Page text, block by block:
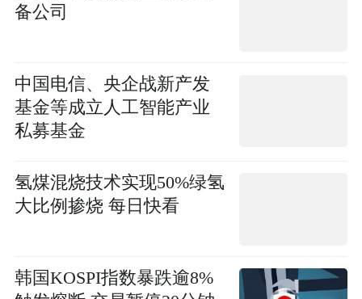
备公司
中国电信、央企战新产发
基金等成立人工智能产业
私募基金
氢煤混烧技术实现50%绿氢
大比例掺烧 每日快看
韩国KOSPI指数暴跌逾8%